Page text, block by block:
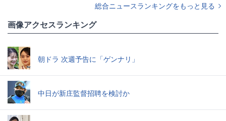
総合ニュースランキングをもっと見る
画像アクセスランキング
朝ドラ 次週予告に「ゲンナリ」
中日が新庄監督招聘を検討か